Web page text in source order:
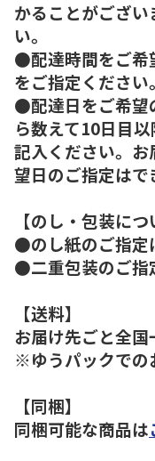
かることがござ
い。
●配達時間をご希
をご指定ください。
●配達日をご希望
ら数えて10日目
記入ください。
望日のご指定はで
【のし・包装につ
●のし紙のご指定
●二重包装のご指
【送料】
お届け先ごと全国
※ゆうパックでの
【同梱】
同梱可能な商品は